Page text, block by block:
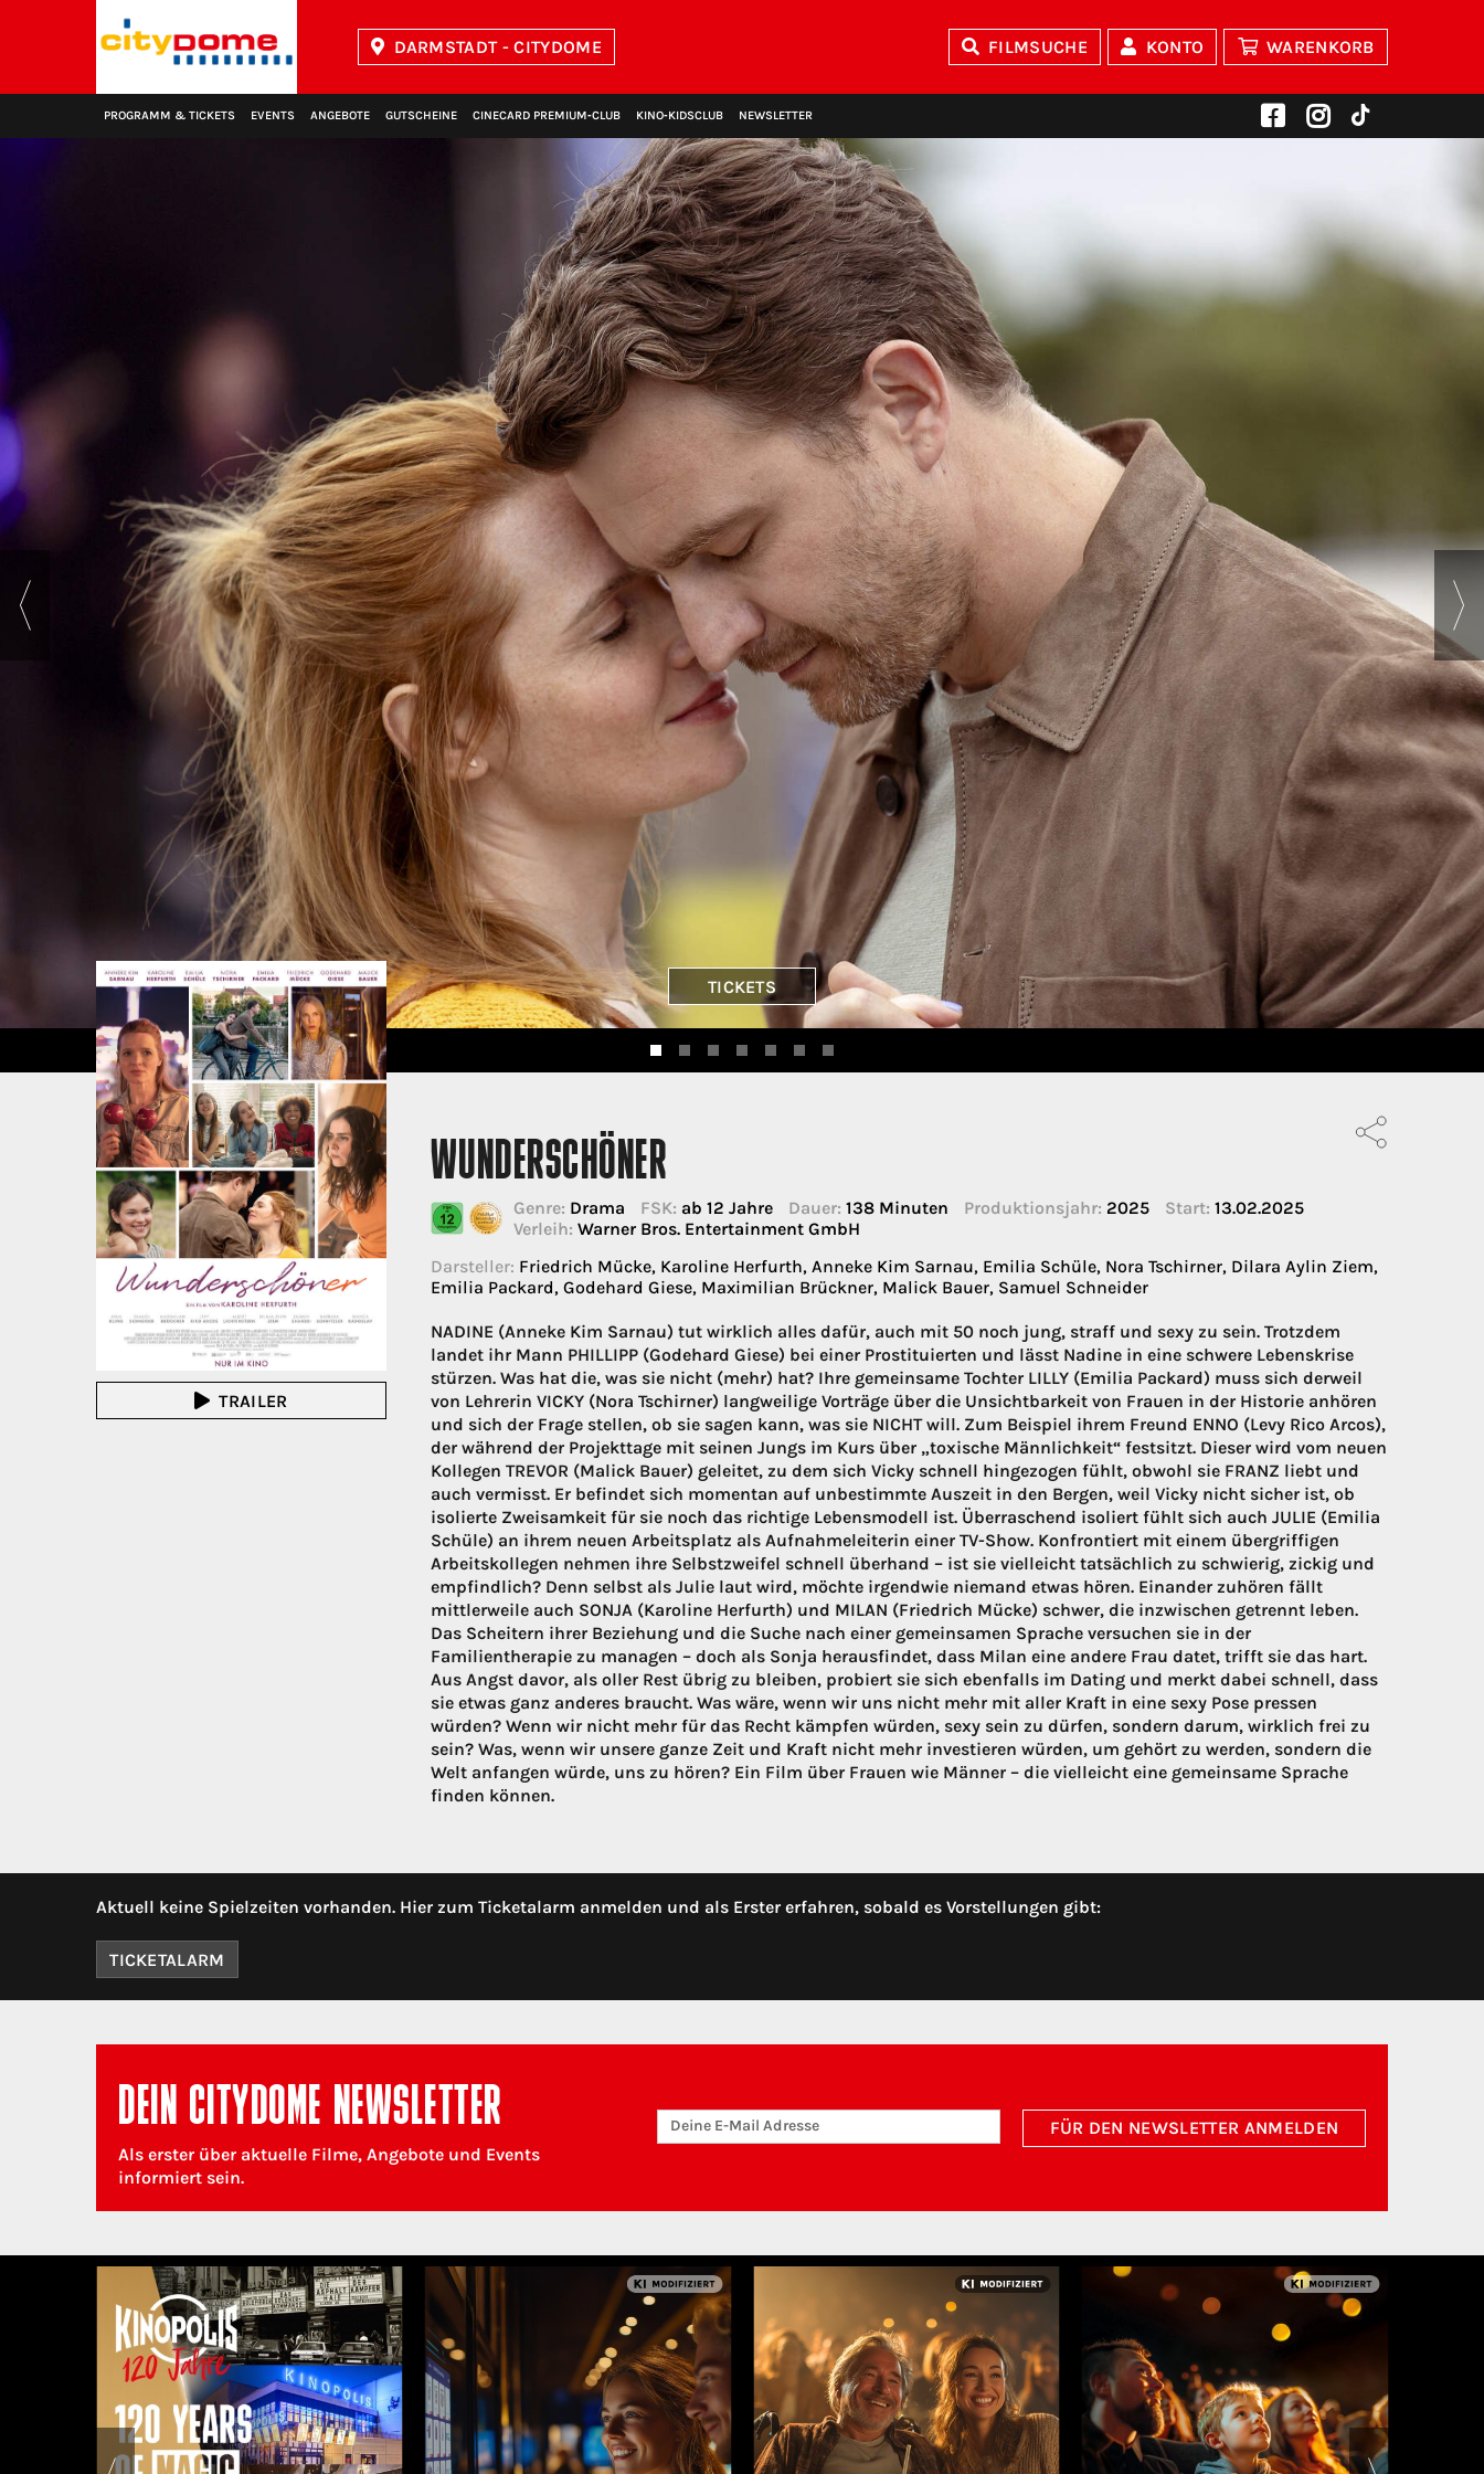
DARMSTADT - CITYDOME FILMSUCHE KONTO WARENKORB
PROGRAMM & TICKETS EVENTS ANGEBOTE GUTSCHEINE CINECARD PREMIUM‑CLUB KINO‑KIDSCLUB NEWSLETTER
TICKETS
TRAILER
WUNDERSCHÖNER
Genre: Drama FSK: ab 12 Jahre Dauer: 138 Minuten Produktionsjahr: 2025 Start: 13.02.2025
Verleih: Warner Bros. Entertainment GmbH
Darsteller: Friedrich Mücke, Karoline Herfurth, Anneke Kim Sarnau, Emilia Schüle, Nora Tschirner, Dilara Aylin Ziem,
Emilia Packard, Godehard Giese, Maximilian Brückner, Malick Bauer, Samuel Schneider
NADINE (Anneke Kim Sarnau) tut wirklich alles dafür, auch mit 50 noch jung, straff und sexy zu sein. Trotzdem
landet ihr Mann PHILLIPP (Godehard Giese) bei einer Prostituierten und lässt Nadine in eine schwere Lebenskrise
stürzen. Was hat die, was sie nicht (mehr) hat? Ihre gemeinsame Tochter LILLY (Emilia Packard) muss sich derweil
von Lehrerin VICKY (Nora Tschirner) langweilige Vorträge über die Unsichtbarkeit von Frauen in der Historie anhören
und sich der Frage stellen, ob sie sagen kann, was sie NICHT will. Zum Beispiel ihrem Freund ENNO (Levy Rico Arcos),
der während der Projekttage mit seinen Jungs im Kurs über „toxische Männlichkeit“ festsitzt. Dieser wird vom neuen
Kollegen TREVOR (Malick Bauer) geleitet, zu dem sich Vicky schnell hingezogen fühlt, obwohl sie FRANZ liebt und
auch vermisst. Er befindet sich momentan auf unbestimmte Auszeit in den Bergen, weil Vicky nicht sicher ist, ob
isolierte Zweisamkeit für sie noch das richtige Lebensmodell ist. Überraschend isoliert fühlt sich auch JULIE (Emilia
Schüle) an ihrem neuen Arbeitsplatz als Aufnahmeleiterin einer TV-Show. Konfrontiert mit einem übergriffigen
Arbeitskollegen nehmen ihre Selbstzweifel schnell überhand – ist sie vielleicht tatsächlich zu schwierig, zickig und
empfindlich? Denn selbst als Julie laut wird, möchte irgendwie niemand etwas hören. Einander zuhören fällt
mittlerweile auch SONJA (Karoline Herfurth) und MILAN (Friedrich Mücke) schwer, die inzwischen getrennt leben.
Das Scheitern ihrer Beziehung und die Suche nach einer gemeinsamen Sprache versuchen sie in der
Familientherapie zu managen – doch als Sonja herausfindet, dass Milan eine andere Frau datet, trifft sie das hart.
Aus Angst davor, als oller Rest übrig zu bleiben, probiert sie sich ebenfalls im Dating und merkt dabei schnell, dass
sie etwas ganz anderes braucht. Was wäre, wenn wir uns nicht mehr mit aller Kraft in eine sexy Pose pressen
würden? Wenn wir nicht mehr für das Recht kämpfen würden, sexy sein zu dürfen, sondern darum, wirklich frei zu
sein? Was, wenn wir unsere ganze Zeit und Kraft nicht mehr investieren würden, um gehört zu werden, sondern die
Welt anfangen würde, uns zu hören? Ein Film über Frauen wie Männer – die vielleicht eine gemeinsame Sprache
finden können.
Aktuell keine Spielzeiten vorhanden. Hier zum Ticketalarm anmelden und als Erster erfahren, sobald es Vorstellungen gibt:
TICKETALARM
DEIN CITYDOME NEWSLETTER
Als erster über aktuelle Filme, Angebote und Events
informiert sein.
FÜR DEN NEWSLETTER ANMELDEN